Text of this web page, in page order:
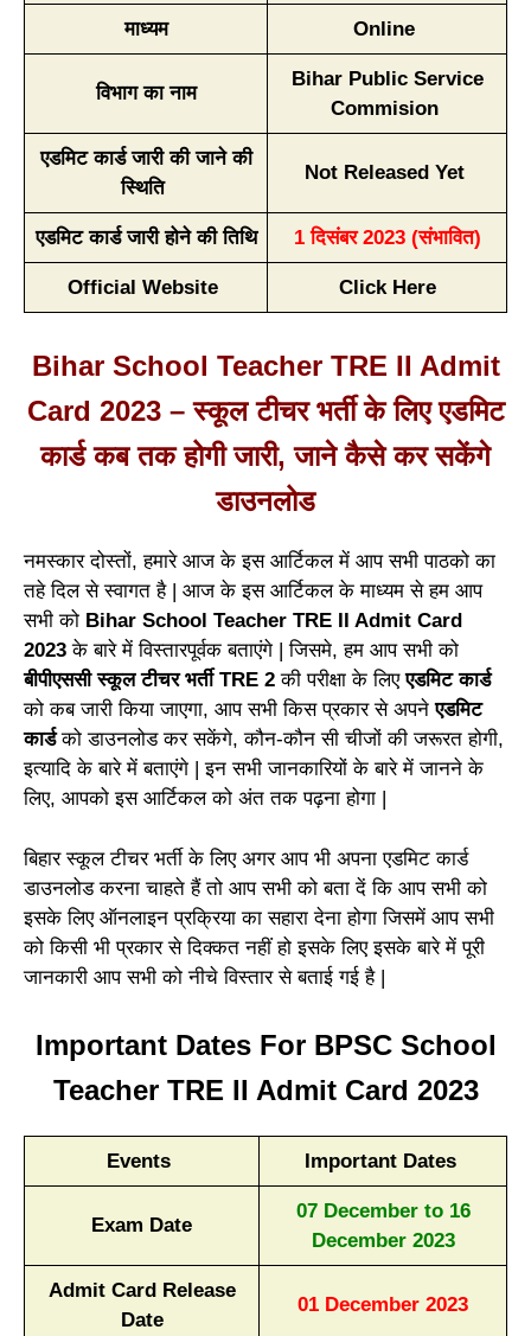
माध्यम Online
विभाग का नाम
Bihar Public Service
Commision
एडमिट कार्ड जारी की जाने की
स्थिति
Not Released Yet
एडमिट कार्ड जारी होने की तिथि 1 दिसंबर 2023 (संभावित)
Official Website Click Here
Bihar School Teacher TRE II Admit
Card 2023 – स्कूल टीचर भर्ती के लिए एडमिट
कार्ड कब तक होगी जारी, जाने कैसे कर सकेंगे
डाउनलोड
नमस्कार दोस्तों, हमारे आज के इस आर्टिकल में आप सभी पाठको का
तहे दिल से स्वागत है | आज के इस आर्टिकल के माध्यम से हम आप
सभी को Bihar School Teacher TRE II Admit Card
2023 के बारे में विस्तारपूर्वक बताएंगे | जिसमे, हम आप सभी को
बीपीएससी स्कूल टीचर भर्ती TRE 2 की परीक्षा के लिएएडमिट कार्ड
को कब जारी किया जाएगा, आप सभी किस प्रकार से अपनेएडमिट
कार्डको डाउनलोड कर सकेंगे, कौन-कौन सी चीजों की जरूरत होगी,
इत्यादि के बारे में बताएंगे | इन सभी जानकारियों के बारे में जानने के
लिए, आपको इस आर्टिकल को अंत तक पढ़ना होगा |
बिहार स्कूल टीचर भर्ती के लिए अगर आप भी अपना एडमिट कार्ड
डाउनलोड करना चाहते हैं तो आप सभी को बता दें कि आप सभी को
इसके लिए ऑनलाइन प्रक्रिया का सहारा देना होगा जिसमें आप सभी
को किसी भी प्रकार से दिक्कत नहीं हो इसके लिए इसके बारे में पूरी
जानकारी आप सभी को नीचे विस्तार से बताई गई है |
Important Dates For BPSC School
Teacher TRE II Admit Card 2023
Events Important Dates
Exam Date
07 December to 16
December 2023
Admit Card Release
Date
01 December 2023